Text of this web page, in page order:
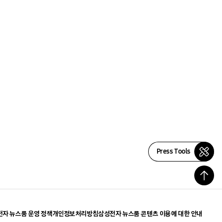
Press Tools
자 뉴스룸 운영 정책개인정보처리방침삼성전자 뉴스룸 콘텐츠 이용에 대한 안내